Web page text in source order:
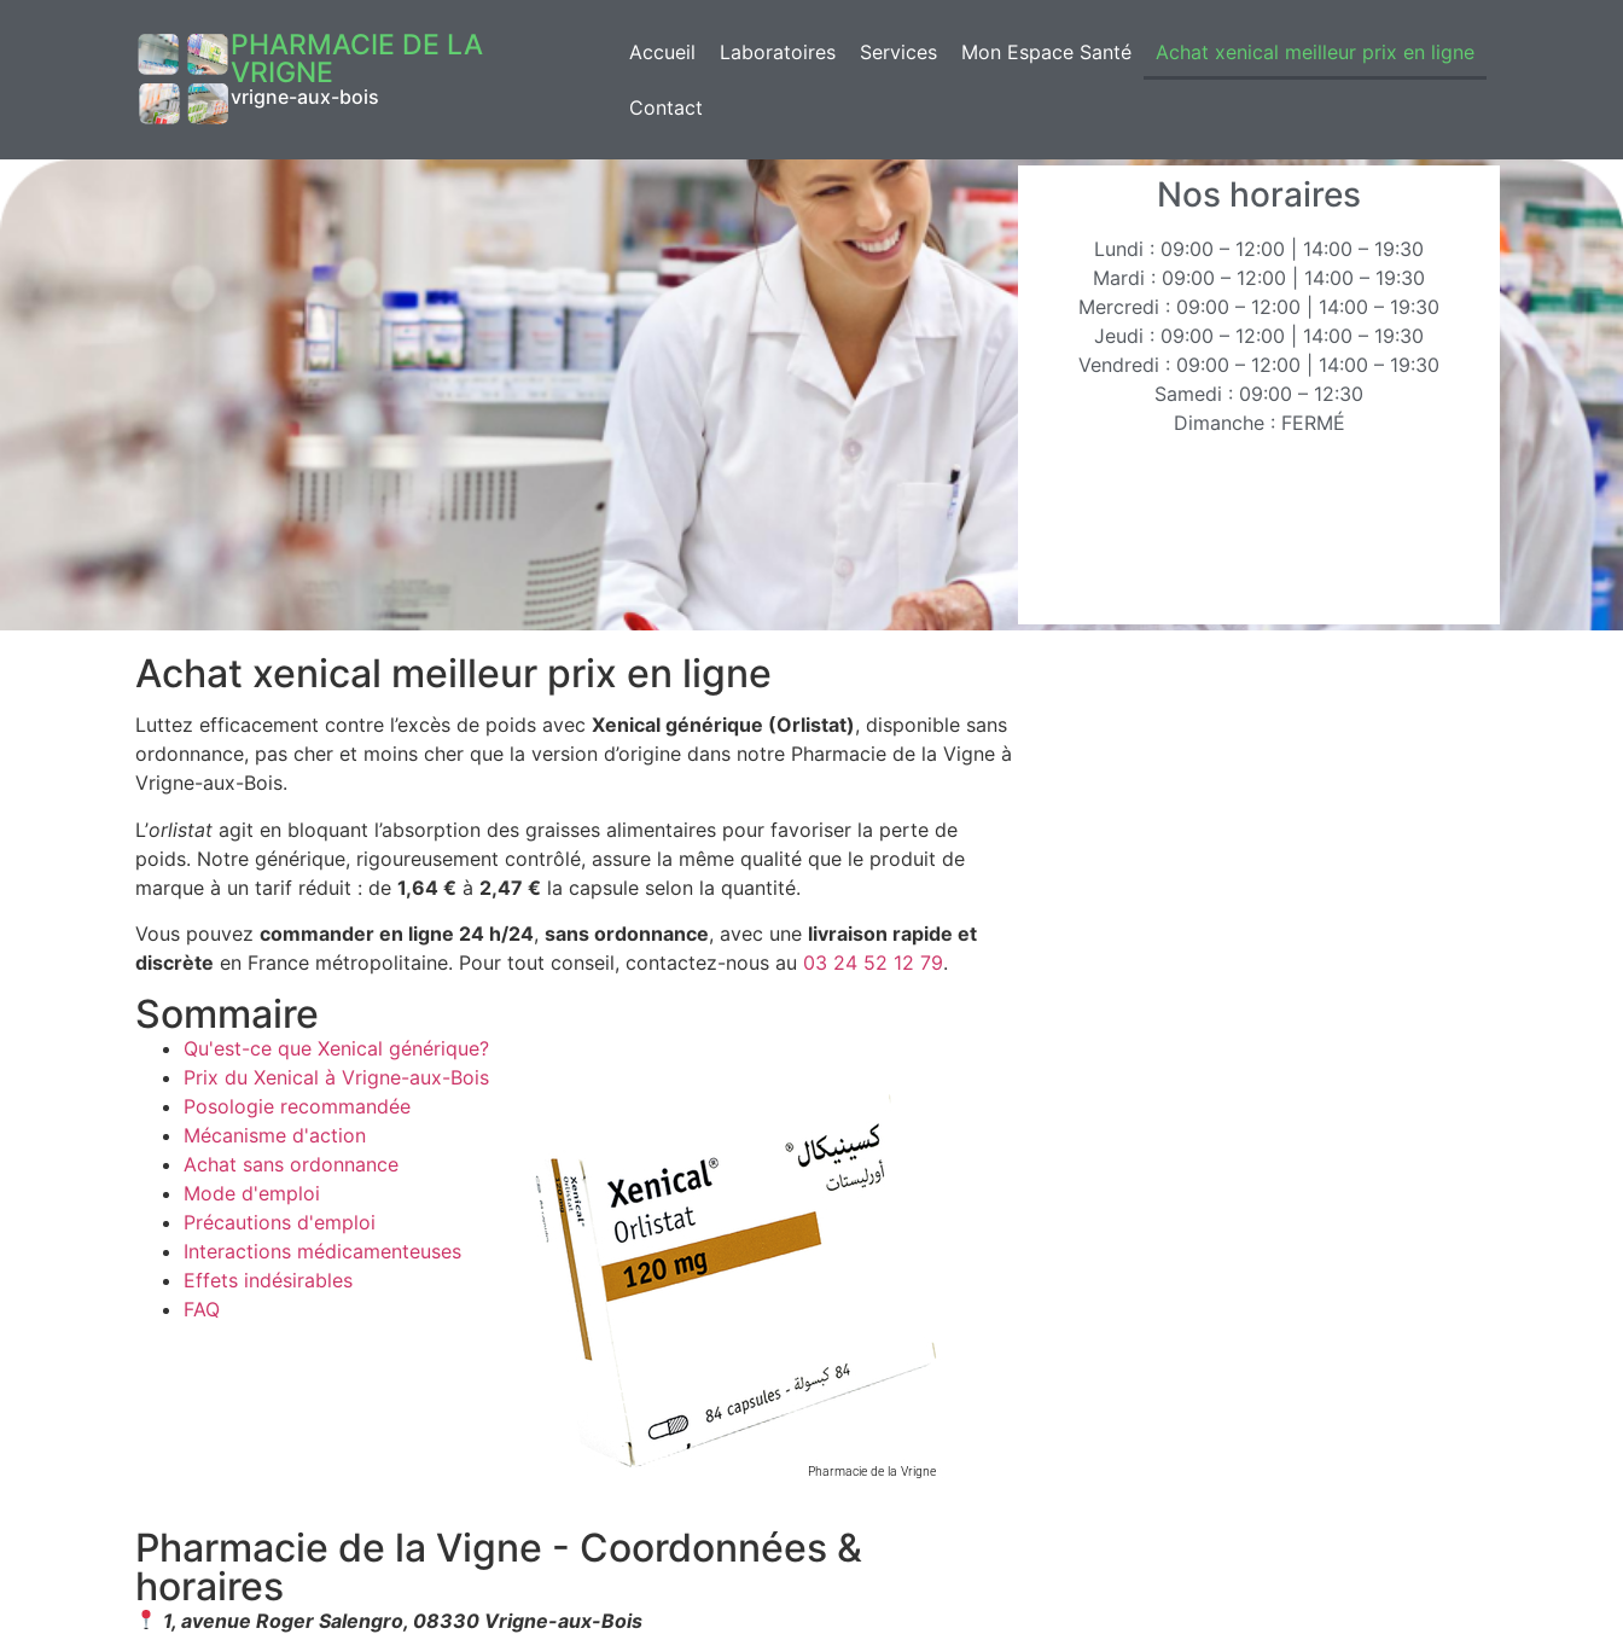
PHARMACIE DE LA
VRIGNE
vrigne-aux-bois
Accueil Laboratoires Services Mon Espace Santé Achat xenical meilleur prix en ligne
Contact
Nos horaires
Lundi : 09:00 – 12:00 | 14:00 – 19:30
Mardi : 09:00 – 12:00 | 14:00 – 19:30
Mercredi : 09:00 – 12:00 | 14:00 – 19:30
Jeudi : 09:00 – 12:00 | 14:00 – 19:30
Vendredi : 09:00 – 12:00 | 14:00 – 19:30
Samedi : 09:00 – 12:30
Dimanche : FERMÉ
Achat xenical meilleur prix en ligne
Luttez efficacement contre l’excès de poids avec Xenical générique (Orlistat), disponible sans
ordonnance, pas cher et moins cher que la version d’origine dans notre Pharmacie de la Vigne à
Vrigne-aux-Bois.
L’orlistat agit en bloquant l’absorption des graisses alimentaires pour favoriser la perte de
poids. Notre générique, rigoureusement contrôlé, assure la même qualité que le produit de
marque à un tarif réduit : de 1,64 € à 2,47 € la capsule selon la quantité.
Vous pouvez commander en ligne 24 h/24, sans ordonnance, avec une livraison rapide et
discrète en France métropolitaine. Pour tout conseil, contactez-nous au 03 24 52 12 79.
Sommaire
Qu'est-ce que Xenical générique?
Prix du Xenical à Vrigne-aux-Bois
Posologie recommandée
Mécanisme d'action
Achat sans ordonnance
Mode d'emploi
Précautions d'emploi
Interactions médicamenteuses
Effets indésirables
FAQ
Pharmacie de la Vigne - Coordonnées &
horaires
1, avenue Roger Salengro, 08330 Vrigne-aux-Bois